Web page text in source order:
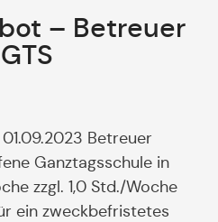
– Betreuer
Betreuer
Ganztagsschule in
zzgl. 1,0 Std./Woche
ein zweckbefristetes